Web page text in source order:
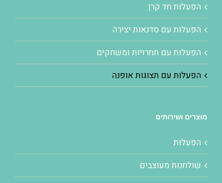
הפעלות חד קרן
הפעלות עם סדנאות יצירה
הפעלות עם תחרויות ומשחקים
הפעלות עם תצוגות אופנה
מוצרים ושירותים
הפעלות
שולחנות מעוצבים